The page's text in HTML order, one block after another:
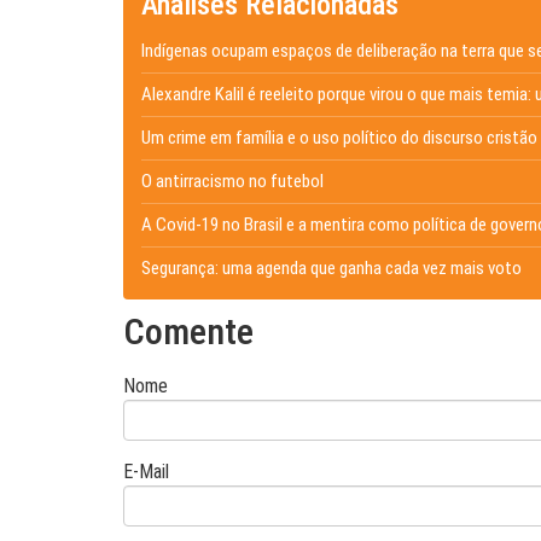
Indígenas ocupam espaços de deliberação na terra que
Alexandre Kalil é reeleito porque virou o que mais temia:
Um crime em família e o uso político do discurso cristão
O antirracismo no futebol
A Covid-19 no Brasil e a mentira como política de
Segurança: uma agenda que ganha cada vez mais voto
Comente
Nome
E-Mail